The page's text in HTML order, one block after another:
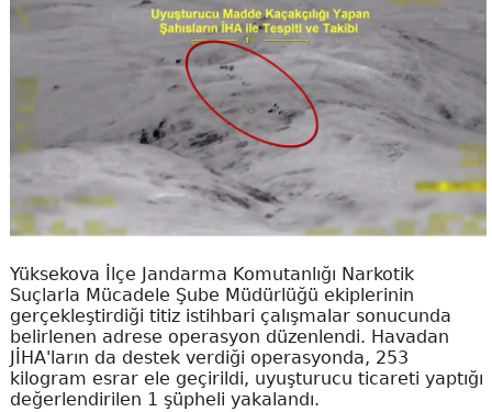
Yüksekova İlçe Jandarma Komutanlığı Narkotik
Suçlarla Mücadele Şube Müdürlüğü ekiplerinin
gerçekleştirdiği titiz istihbari çalışmalar sonucunda
belirlenen adrese operasyon düzenlendi. Havadan
JİHA'ların da destek verdiği operasyonda, 253
kilogram esrar ele geçirildi, uyuşturucu ticareti yaptığı
değerlendirilen 1 şüpheli yakalandı.